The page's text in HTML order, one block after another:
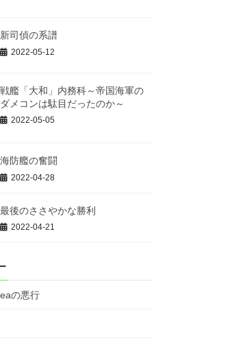
新司偵の系譜
2022-05-12
戦艦「大和」内務科～帝国海軍の
ダメコンは駄目だったのか～
2022-05-05
海防艦の奮闘
2022-04-28
最後のささやかな勝利
2022-04-21
の悪行